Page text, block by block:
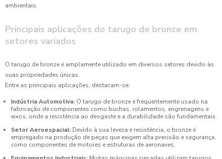
ambientais.
Principais aplicações do tarugo de bronze em
setores variados
O tarugo de bronze é amplamente utilizado em diversos setores devido às
suas propriedades únicas.
Entre as principais aplicações, destacam-se:
Indústria Automotiva: O tarugo de bronze é frequentemente usado na
fabricação de componentes como buchas, rolamentos, engrenagens e
eixos, onde a resistência ao desgaste e a durabilidade são fundamentais.
Setor Aeroespacial: Devido à sua leveza e resistência, o bronze é
empregado na produção de peças que exigem alta precisão e segurança,
como componentes de motores e estruturas de aeronaves.